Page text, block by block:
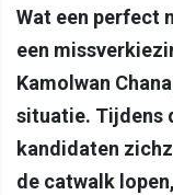
Wat een perfect
een
Kamolwan
situatie. Tijdens
kandidaten
de catwalk